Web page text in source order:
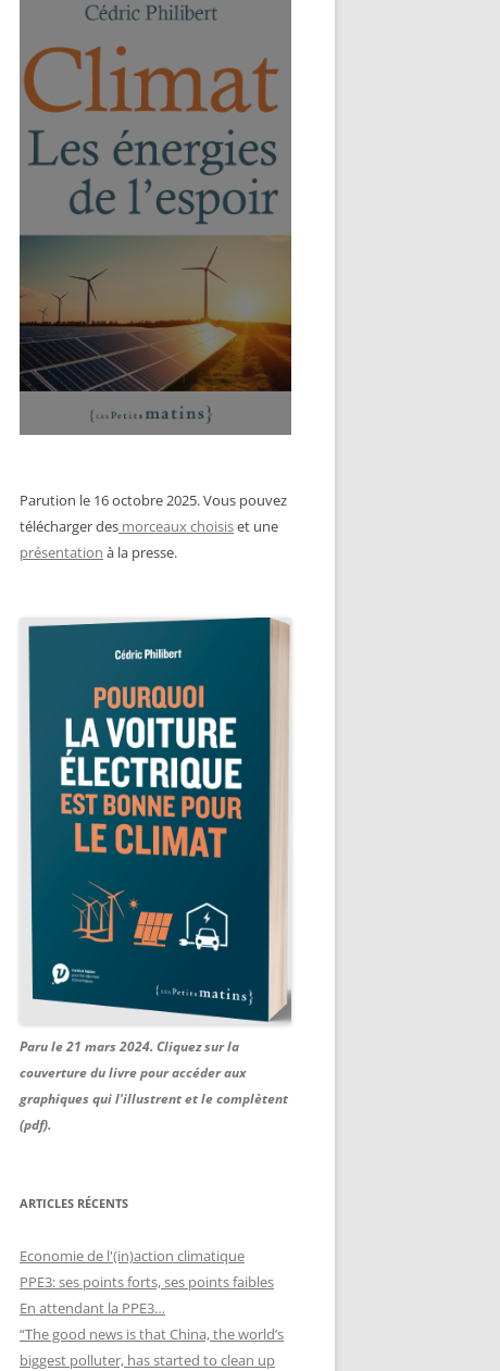
Parution le 16 octobre 2025. Vous pouvez
télécharger des morceaux choisiset une
présentation à la presse.
Paru le 21 mars 2024. Cliquez sur la
couverture du livre pour accéder aux
graphiques qui l'illustrent et le complètent
(pdf).
ARTICLES RÉCENTS
Economie de l'(in)action climatique
PPE3: ses points forts, ses points faibles
En attendant la PPE3…
“The good news is that China, the world’s
biggest polluter, has started to clean up